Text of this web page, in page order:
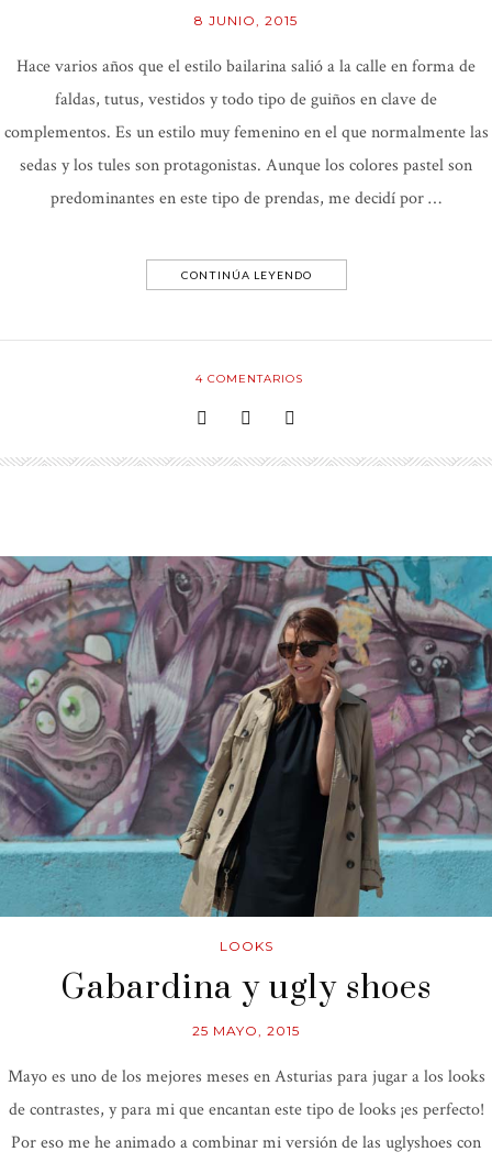
8 JUNIO, 2015
Hace varios años que el estilo bailarina salió a la calle en forma de
faldas, tutus, vestidos y todo tipo de guiños en clave de
complementos. Es un estilo muy femenino en el que normalmente las
sedas y los tules son protagonistas. Aunque los colores pastel son
predominantes en este tipo de prendas, me decidí por …
CONTINÚA LEYENDO
4COMENTARIOS
LOOKS
Gabardina y ugly shoes
25 MAYO, 2015
Mayo es uno de los mejores meses en Asturias para jugar a los looks
de contrastes, y para mi que encantan este tipo de looks ¡es perfecto!
Por eso me he animado a combinar mi versión de las uglyshoes con